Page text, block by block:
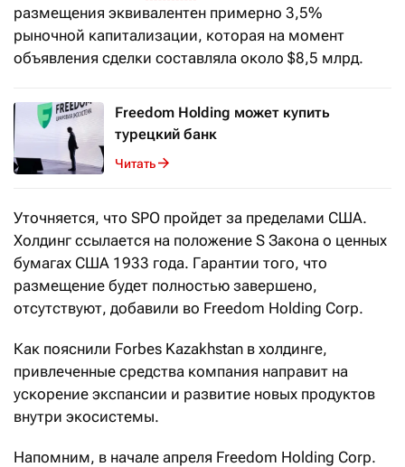
размещения эквивалентен примерно 3,5%
рыночной капитализации, которая на момент
объявления сделки составляла около $8,5 млрд.
Freedom Holding может купить
турецкий банк
Читать
Уточняется, что SPO пройдет за пределами США.
Холдинг ссылается на положение S Закона о ценных
бумагах США 1933 года. Гарантии того, что
размещение будет полностью завершено,
отсутствуют, добавили во Freedom Holding Corp.
Как пояснили Forbes Kazakhstan в холдинге,
привлеченные средства компания направит на
ускорение экспансии и развитие новых продуктов
внутри экосистемы.
Напомним, в начале апреля Freedom Holding Corp.